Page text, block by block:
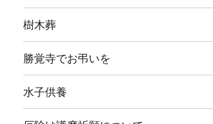
樹木葬
勝覚寺でお弔いを
水子供養